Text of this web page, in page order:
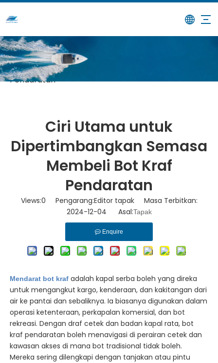
Rumah / Berita
Dipertimbangkan Semasa Membeli Bot Kraf
Pendaratan
Ciri Utama untuk
Dipertimbangkan Semasa
Membeli Bot Kraf
Pendaratan
Views:0 Pengarang:Editor tapak Masa Terbitkan:
2024-12-04 Asal:Tapak
Enquire
Mendarat bot kraf adalah kapal serba boleh yang direka
untuk mengangkut kargo, kenderaan, dan kakitangan dari
air ke pantai dan sebaliknya. Ia biasanya digunakan dalam
operasi ketenteraan, perkapalan komersial, dan bot
rekreasi. Dengan draf cetek dan badan kapal rata, bot
kraf pendaratan boleh menavigasi di perairan cetek dan
kawasan akses di mana bot tradisional tidak boleh.
Mereka sering dilengkapi dengan tanjakan atau pintu